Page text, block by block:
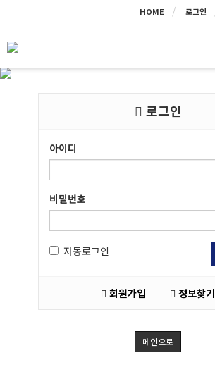
HOME 로그인
로그인
아이디
비밀번호
자동로그인
회원가입 정보찾기
메인으로